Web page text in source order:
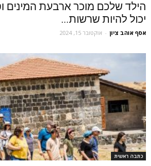
הילד שלכם מוכר ארבעת המינים
יכול להיות שרשות...
אסף אוהב ציון - אוקטובר 15, 2024
כתבה ראשית